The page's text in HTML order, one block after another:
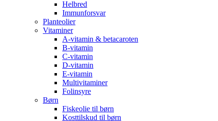
Helbred
Immunforsvar
Planteolier
Vitaminer
A-vitamin & betacaroten
B-vitamin
C-vitamin
D-vitamin
E-vitamin
Multivitaminer
Folinsyre
Børn
Fiskeolie til børn
Kosttilskud til børn